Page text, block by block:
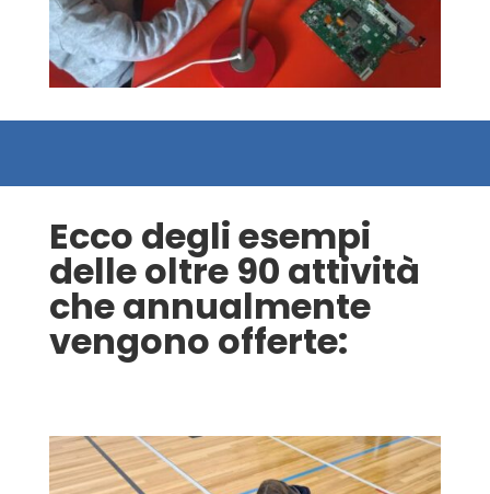
Ecco degli esempi
delle oltre 90 attività
che annualmente
vengono offerte: